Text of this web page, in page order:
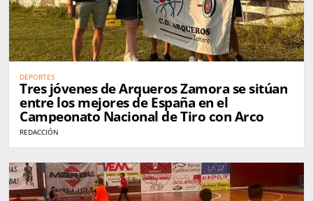
DEPORTES
Tres jóvenes de Arqueros Zamora se sitúan
entre los mejores de España en el
Campeonato Nacional de Tiro con Arco
REDACCIÓN